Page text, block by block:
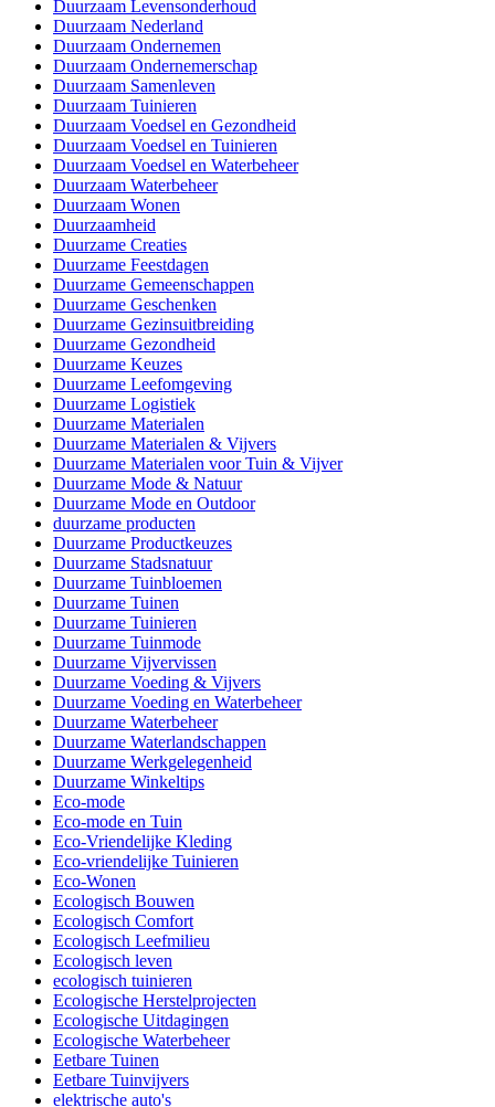
Duurzaam Levensonderhoud
Duurzaam Nederland
Duurzaam Ondernemen
Duurzaam Ondernemerschap
Duurzaam Samenleven
Duurzaam Tuinieren
Duurzaam Voedsel en Gezondheid
Duurzaam Voedsel en Tuinieren
Duurzaam Voedsel en Waterbeheer
Duurzaam Waterbeheer
Duurzaam Wonen
Duurzaamheid
Duurzame Creaties
Duurzame Feestdagen
Duurzame Gemeenschappen
Duurzame Geschenken
Duurzame Gezinsuitbreiding
Duurzame Gezondheid
Duurzame Keuzes
Duurzame Leefomgeving
Duurzame Logistiek
Duurzame Materialen
Duurzame Materialen & Vijvers
Duurzame Materialen voor Tuin & Vijver
Duurzame Mode & Natuur
Duurzame Mode en Outdoor
duurzame producten
Duurzame Productkeuzes
Duurzame Stadsnatuur
Duurzame Tuinbloemen
Duurzame Tuinen
Duurzame Tuinieren
Duurzame Tuinmode
Duurzame Vijvervissen
Duurzame Voeding & Vijvers
Duurzame Voeding en Waterbeheer
Duurzame Waterbeheer
Duurzame Waterlandschappen
Duurzame Werkgelegenheid
Duurzame Winkeltips
Eco-mode
Eco-mode en Tuin
Eco-Vriendelijke Kleding
Eco-vriendelijke Tuinieren
Eco-Wonen
Ecologisch Bouwen
Ecologisch Comfort
Ecologisch Leefmilieu
Ecologisch leven
ecologisch tuinieren
Ecologische Herstelprojecten
Ecologische Uitdagingen
Ecologische Waterbeheer
Eetbare Tuinen
Eetbare Tuinvijvers
elektrische auto's